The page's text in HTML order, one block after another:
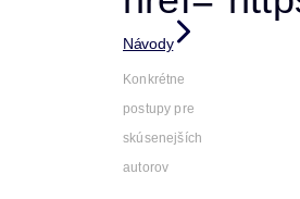
Návody
Konkrétne
postupy pre
skúsenejších
autorov